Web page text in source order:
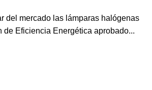
del mercado las lámparas halógenas
de Eficiencia Energética aprobado...